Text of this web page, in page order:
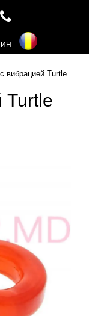
вибрацией Turtle
Turtle